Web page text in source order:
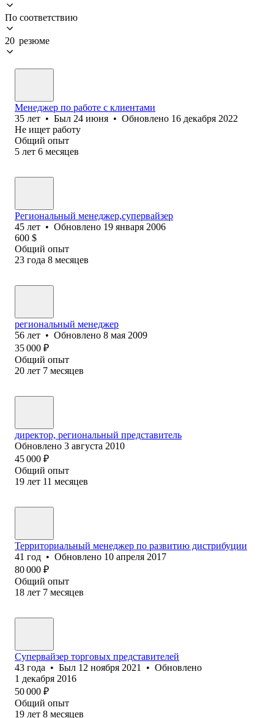
По соответствию
20 резюме
Менеджер по работе с клиентами
35 лет • Был 24 июня • Обновлено 16 декабря 2022
Не ищет работу
Общий опыт
5 лет 6 месяцев
Региональный менеджер,супервайзер
45 лет • Обновлено 19 января 2006
600 $
Общий опыт
23 года 8 месяцев
региональный менеджер
56 лет • Обновлено 8 мая 2009
35 000 ₽
Общий опыт
20 лет 7 месяцев
директор, региональный представитель
Обновлено 3 августа 2010
45 000 ₽
Общий опыт
19 лет 11 месяцев
Территориальный менеджер по развитию дистрибуции
41 год • Обновлено 10 апреля 2017
80 000 ₽
Общий опыт
18 лет 7 месяцев
Супервайзер торговых представителей
43 года • Был 12 ноября 2021 • Обновлено
1 декабря 2016
50 000 ₽
Общий опыт
19 лет 8 месяцев